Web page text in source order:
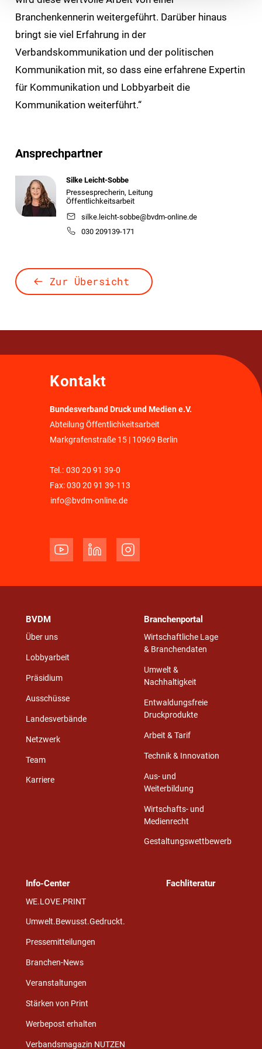
Branchenkennerin weitergeführt. Darüber hinaus
bringt sie viel Erfahrung in der
Verbandskommunikation und der politischen
Kommunikation mit, so dass eine erfahrene Expertin
für Kommunikation und Lobbyarbeit die
Kommunikation weiterführt.“
Ansprechpartner
Silke Leicht-Sobbe
Pressesprecherin, Leitung
Öffentlichkeitsarbeit
silke.leicht-sobbe@bvdm-online.de
030 209139-171
Zur Übersicht
Kontakt
Bundesverband Druck und Medien e.V.
Abteilung Öffentlichkeitsarbeit
Markgrafenstraße 15 | 10969 Berlin
Tel.: 030 20 91 39-0
Fax: 030 20 91 39-113
info@bvdm-online.de
BVDM
Über uns
Lobbyarbeit
Präsidium
Ausschüsse
Landesverbände
Netzwerk
Team
Karriere
Branchenportal
Wirtschaftliche Lage
& Branchendaten
Umwelt &
Nachhaltigkeit
Entwaldungsfreie
Druckprodukte
Arbeit & Tarif
Technik & Innovation
Aus- und
Weiterbildung
Wirtschafts- und
Medienrecht
Gestaltungswettbewerb
Info-Center
WE.LOVE.PRINT
Umwelt.Bewusst.Gedruckt.
Pressemitteilungen
Branchen-News
Veranstaltungen
Stärken von Print
Werbepost erhalten
Verbandsmagazin NUTZEN
Fachliteratur